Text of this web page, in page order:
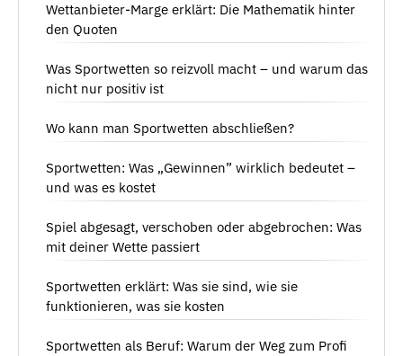
Wettanbieter-Marge erklärt: Die Mathematik hinter
den Quoten
Was Sportwetten so reizvoll macht – und warum das
nicht nur positiv ist
Wo kann man Sportwetten abschließen?
Sportwetten: Was „Gewinnen” wirklich bedeutet –
und was es kostet
Spiel abgesagt, verschoben oder abgebrochen: Was
mit deiner Wette passiert
Sportwetten erklärt: Was sie sind, wie sie
funktionieren, was sie kosten
Sportwetten als Beruf: Warum der Weg zum Profi